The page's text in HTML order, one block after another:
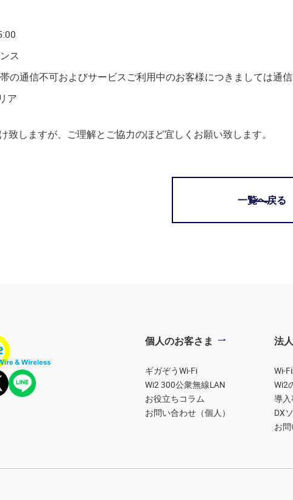
ス
の通信不可およびサービスご利用中のお客様につきましては通
ア
致しますが、ご理解とご協力のほど宜しくお願い致します。
一覧へ戻る
個人のお客さま
ギガぞうWi-Fi
Wi2 300公衆無線LAN
お役立ちコラム
お問い合わせ（個人）
法
Wi-
Wi2
導入
DX
お問